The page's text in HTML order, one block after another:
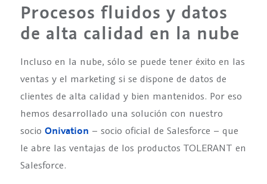
Procesos fluidos y datos
de alta calidad en la nube
Incluso en la nube, sólo se puede tener éxito en las
ventas y el marketing si se dispone de datos de
clientes de alta calidad y bien mantenidos. Por eso
hemos desarrollado una solución con nuestro
socio Onivation – socio oficial de Salesforce – que
le abre las ventajas de los productos TOLERANT en
Salesforce.